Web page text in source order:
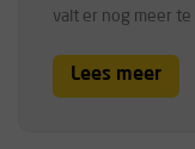
valt er nog meer
Lees meer